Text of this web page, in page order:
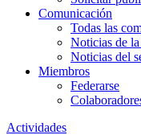
Comunicación
Todas las
Noticias de
Noticias del
Miembros
Federarse
Actividades